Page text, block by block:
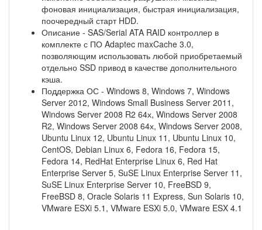
фоновая инициализация, быстрая инициализация,
поочередный старт HDD.
Описание - SAS/Serial ATA RAID контроллер в
комплекте с ПО Adaptec maxCache 3.0,
позволяющим использовать любой приобретаемый
отдельно SSD привод в качестве дополнительного
кэша.
Поддержка ОС - Windows 8, Windows 7, Windows
Server 2012, Windows Small Business Server 2011,
Windows Server 2008 R2 64х, Windows Server 2008
R2, Windows Server 2008 64х, Windows Server 2008,
Ubuntu Linux 12, Ubuntu Linux 11, Ubuntu Linux 10,
CentOS, Debian Linux 6, Fedora 16, Fedora 15,
Fedora 14, RedHat Enterprise Linux 6, Red Hat
Enterprise Server 5, SuSE Linux Enterprise Server 11,
SuSE Linux Enterprise Server 10, FreeBSD 9,
FreeBSD 8, Oracle Solaris 11 Express, Sun Solaris 10,
VMware ESXi 5.1, VMware ESXi 5.0, VMware ESX 4.1